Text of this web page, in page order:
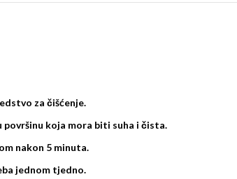
za čišćenje.
površinu koja mora biti suha i čista.
nakon 5 minuta.
jednom tjedno.